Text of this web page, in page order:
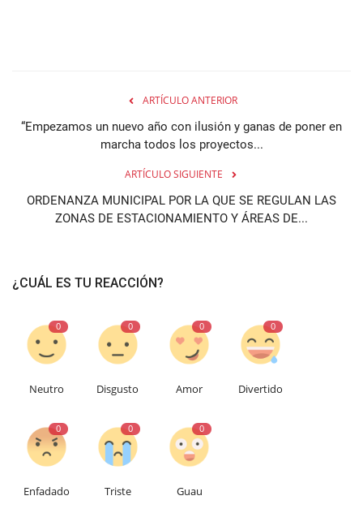
ARTÍCULO ANTERIOR
“Empezamos un nuevo año con ilusión y ganas de poner en
marcha todos los proyectos...
ARTÍCULO SIGUIENTE
ORDENANZA MUNICIPAL POR LA QUE SE REGULAN LAS
ZONAS DE ESTACIONAMIENTO Y ÁREAS DE...
¿CUÁL ES TU REACCIÓN?
0
Neutro
0
Disgusto
0
Amor
0
Divertido
0
Enfadado
0
Triste
0
Guau